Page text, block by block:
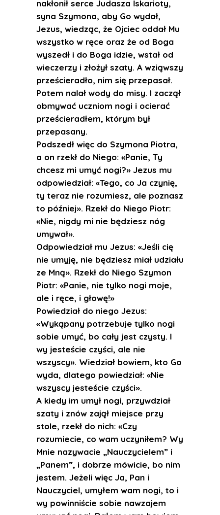
nakłonił serce Judasza Iskarioty,
syna Szymona, aby Go wydał,
Jezus, wiedząc, że Ojciec oddał Mu
wszystko w ręce oraz że od Boga
wyszedł i do Boga idzie, wstał od
wieczerzy i złożył szaty. A wziąwszy
prześcieradło, nim się przepasał.
Potem nalał wody do misy. I zaczął
obmywać uczniom nogi i ocierać
prześcieradłem, którym był
przepasany.
Podszedł więc do Szymona Piotra,
a on rzekł do Niego: «Panie, Ty
chcesz mi umyć nogi?» Jezus mu
odpowiedział: «Tego, co Ja czynię,
ty teraz nie rozumiesz, ale poznasz
to później». Rzekł do Niego Piotr:
«Nie, nigdy mi nie będziesz nóg
umywał».
Odpowiedział mu Jezus: «Jeśli cię
nie umyję, nie będziesz miał udziału
ze Mną». Rzekł do Niego Szymon
Piotr: «Panie, nie tylko nogi moje,
ale i ręce, i głowę!»
Powiedział do niego Jezus:
«Wykąpany potrzebuje tylko nogi
sobie umyć, bo cały jest czysty. I
wy jesteście czyści, ale nie
wszyscy». Wiedział bowiem, kto Go
wyda, dlatego powiedział: «Nie
wszyscy jesteście czyści».
A kiedy im umył nogi, przywdział
szaty i znów zajął miejsce przy
stole, rzekł do nich: «Czy
rozumiecie, co wam uczyniłem? Wy
Mnie nazywacie „Nauczycielem” i
„Panem”, i dobrze mówicie, bo nim
jestem. Jeżeli więc Ja, Pan i
Nauczyciel, umyłem wam nogi, to i
wy powinniście sobie nawzajem